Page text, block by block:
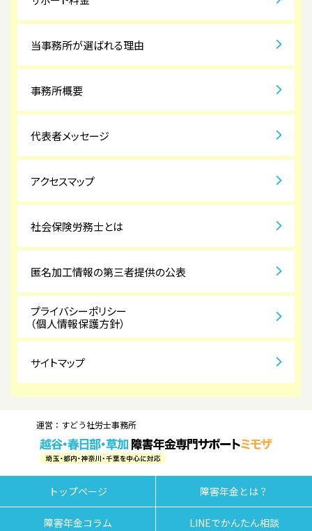
当事務所が選ばれる理由
事務所概要
代表者メッセージ
アクセスマップ
社会保険労務士とは
匿名加工情報の第三者提供の公表
プライバシーポリシー
（個人情報保護方針）
サイトマップ
運営：すどう社労士事務所
トップページ 障害年金とは？
障害年金コラム LINEでかんたん相談